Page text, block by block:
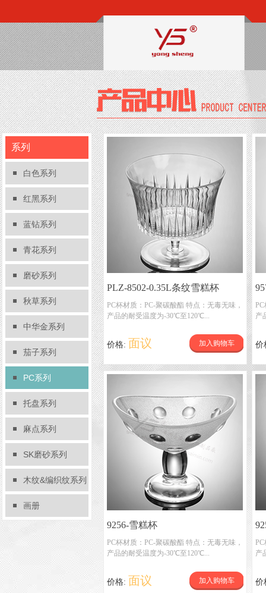
系列
白色系列
红黑系列
蓝钻系列
青花系列
磨砂系列
秋草系列
中华金系列
茄子系列
PC系列
托盘系列
麻点系列
SK磨砂系列
木纹&编织纹系列
画册
PLZ-8502-0.35L条纹雪糕杯
PC杯材质：PC-聚碳酸酯 特点：无毒无味，
产品的耐受温度为-30℃至120℃...
价格: 面议 加入购物车
产
9256-雪糕杯
PC杯材质：PC-聚碳酸酯 特点：无毒无味，
产品的耐受温度为-30℃至120℃...
价格: 面议 加入购物车
产